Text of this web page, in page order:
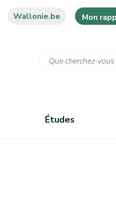
Wallonie.be Mon
Études